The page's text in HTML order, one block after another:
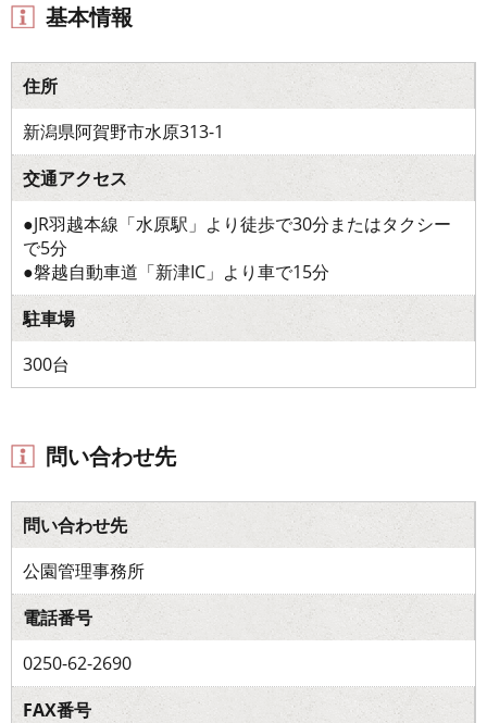
基本情報
住所
新潟県阿賀野市水原313-1
交通アクセス
●JR羽越本線「水原駅」より徒歩で30分またはタクシー
で5分
●磐越自動車道「新津IC」より車で15分
駐車場
300台
問い合わせ先
問い合わせ先
公園管理事務所
電話番号
0250-62-2690
FAX番号